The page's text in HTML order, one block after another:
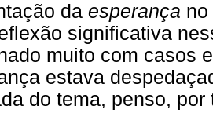
da esperança no
significativa
muito com casos
estava
do tema, penso,